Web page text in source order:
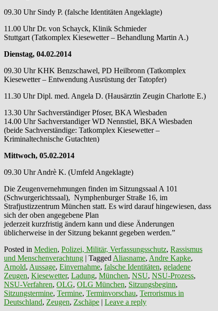
09.30 Uhr Sindy P. (falsche Identitäten Angeklagte)
11.00 Uhr Dr. von Schayck, Klinik Schmieder
Stuttgart (Tatkomplex Kiesewetter – Behandlung Martin A.)
Dienstag, 04.02.2014
09.30 Uhr KHK Benzschawel, PD Heilbronn (Tatkomplex
Kiesewetter – Entwendung Ausrüstung der Tatopfer)
11.30 Uhr Dipl. med. Angela D. (Hausärztin Zeugin Charlotte E.)
13.30 Uhr Sachverständiger Pfoser, BKA Wiesbaden
14.00 Uhr Sachverstandiger WD Nennstiel, BKA Wiesbaden
(beide Sachverständige: Tatkomplex Kiesewetter –
Kriminaltechnische Gutachten)
Mittwoch, 05.02.2014
09.30 Uhr Andrè K. (Umfeld Angeklagte)
Die Zeugenvernehmungen finden im Sitzungssaal A 101
(Schwurgerichtssaal), Nymphenburger Straße 16, im
Strafjustizzentrum München statt. Es wird darauf hingewiesen, dass
sich der oben angegebene Plan
jederzeit kurzfristig ändern kann und diese Änderungen
üblicherweise in der Sitzung bekannt gegeben werden.”
Posted in Medien, Polizei, Militär, Verfassungsschutz, Rassismus
und Menschenverachtung | Tagged Aliasname, Andre Kapke,
Arnold, Aussage, Einvernahme, falsche Identitäten, geladene
Zeugen, Kiesewetter, Ladung, München, NSU, NSU-Prozess,
NSU-Verfahren, OLG, OLG München, Sitzungsbeginn,
Sitzungstermine, Termine, Terminvorschau, Terrorismus in
Deutschland, Zeugen, Zschäpe | Leave a reply